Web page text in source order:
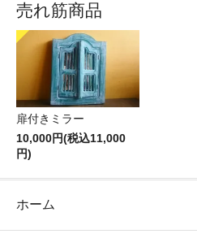
売れ筋商品
扉付きミラー
10,000円(税込11,000
円)
ホーム